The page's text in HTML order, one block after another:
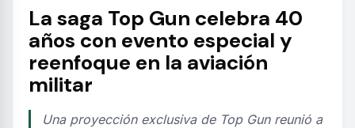
La saga Top Gun celebra 40
años con evento especial y
reenfoque en la aviación
militar
Una proyección exclusiva de Top Gun reunió a